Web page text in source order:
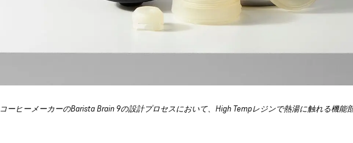
ーヒーメーカーのBarista Brain 9の設計プロセスにおいて、High Tempレジンで熱湯に触れる機能